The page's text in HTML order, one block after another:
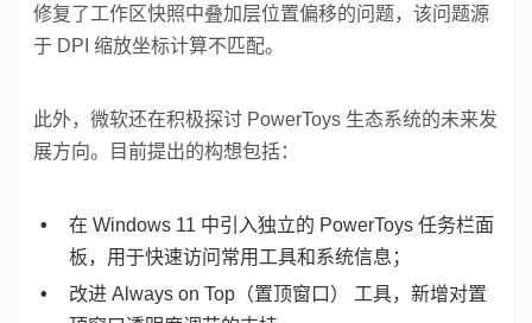
修复了工作区快照中叠加层位置偏移的问题，该问题源
于 DPI 缩放坐标计算不匹配。
此外，微软还在积极探讨 PowerToys 生态系统的未来发
展方向。目前提出的构想包括：
在 Windows 11 中引入独立的 PowerToys 任务栏面
板，用于快速访问常用工具和系统信息；
改进 Always on Top（置顶窗口） 工具，新增对置